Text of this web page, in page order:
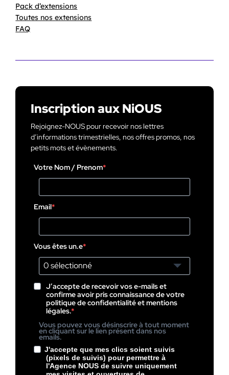
Pack d’extensions
Toutes nos extensions
FAQ
Inscription aux NiOUS
Rejoignez-NOUS pour recevoir nos lettres
d’informations trimestrielles, nos offres promos, nos
petits mots et évènements.
Votre Nom / Prenom
Email
Vous êtes un.e
0 sélectionné
J’accepte de recevoir vos e-mails et
confirme avoir pris connaissance de votre
politique de confidentialité et mentions
légales.
Vous pouvez vous désinscrire à tout moment
en cliquant sur le lien présent dans nos
emails.
J'accepte que mes clics soient suivis
(pixels de suivis) pour permettre à
l'Agence NOUS de suivre uniquement